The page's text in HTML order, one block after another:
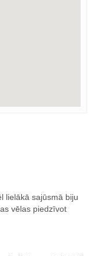
lielākā sajūsmā biju
vēlas piedzīvot